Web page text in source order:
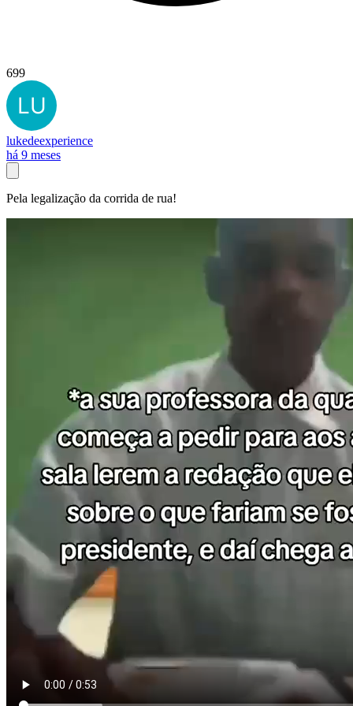
699
lukedeexperience
há 9 meses
Pela legalização da corrida de rua!